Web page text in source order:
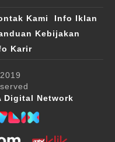
Kami
Info Iklan
Kebijakan
Karir
Digital Network